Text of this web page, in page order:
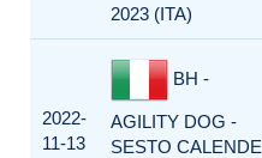
2023 (ITA)
2022-
11-13
BH -
AGILITY DOG -
SESTO CALENDE